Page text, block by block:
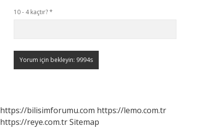
10 - 4 kaçtır?*
https://bilisimforumu.com https://lemo.com.tr
https://reye.com.trSitemap